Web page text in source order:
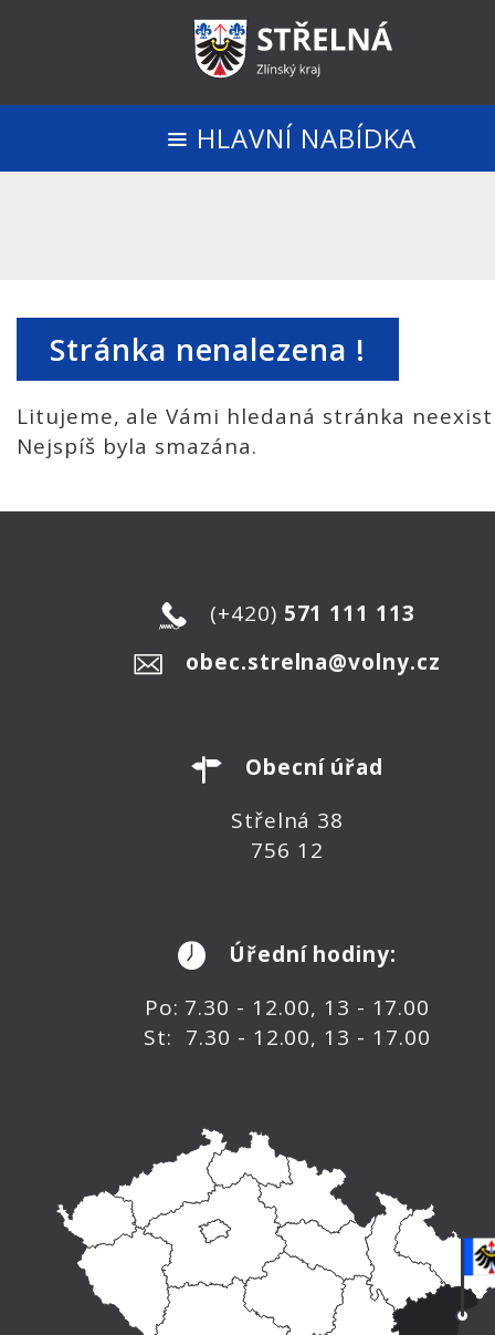
HLAVNÍ NABÍDKA
Stránka nenalezena !
Litujeme, ale Vámi hledaná stránka
Nejspíš byla smazána.
(+420) 571 111 113
obec.strelna@volny.cz
Obecní úřad
Střelná 38
756 12
Úřední hodiny:
Po: 7.30 - 12.00, 13 - 17.00
St: 7.30 - 12.00, 13 - 17.00